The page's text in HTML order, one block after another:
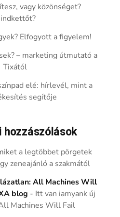
vagy közönséget?
Elfogyott a figyelem!
– marketing útmutató a
Tixától
elé: hírlevél, mint a
segítője
hozzászólások
a legtöbbet pörgetek
zeneajánló a szakmától
All Machines Will
blog - Itt van iamyank új
Machines Will Fail